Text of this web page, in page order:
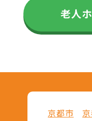
老人
京都市